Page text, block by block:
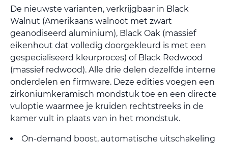
De nieuwste varianten, verkrijgbaar in Black
Walnut (Amerikaans walnoot met zwart
geanodiseerd aluminium), Black Oak (massief
eikenhout dat volledig doorgekleurd is met een
gespecialiseerd kleurproces) of Black Redwood
(massief redwood). Alle drie delen dezelfde interne
onderdelen en firmware. Deze edities voegen een
zirkoniumkeramisch mondstuk toe en een directe
vuloptie waarmee je kruiden rechtstreeks in de
kamer vult in plaats van in het mondstuk.
On-demand boost, automatische uitschakeling